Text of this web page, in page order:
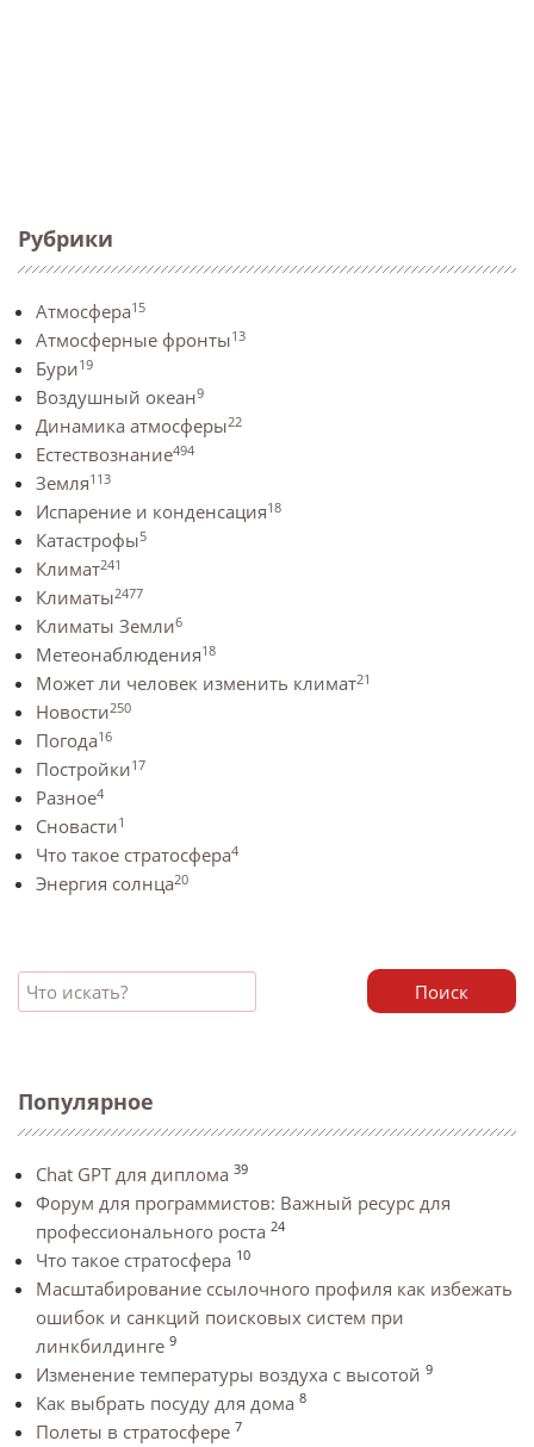
Рубрики
Атмосфера15
Атмосферные фронты13
Бури19
Воздушный океан9
Динамика атмосферы22
Естествознание494
Земля113
Испарение и конденсация18
Катастрофы5
Климат241
Климаты2477
Климаты Земли6
Метеонаблюдения18
Может ли человек изменить климат21
Новости250
Погода16
Постройки17
Разное4
Сновасти1
Что такое стратосфера4
Энергия солнца20
Поиск
Популярное
Chat GPT для диплома 39
Форум для программистов: Важный ресурс для
профессионального роста 24
Что такое стратосфера 10
Масштабирование ссылочного профиля как избежать
ошибок и санкций поисковых систем при
линкбилдинге 9
Изменение температуры воздуха с высотой 9
Как выбрать посуду для дома 8
Полеты в стратосфере 7